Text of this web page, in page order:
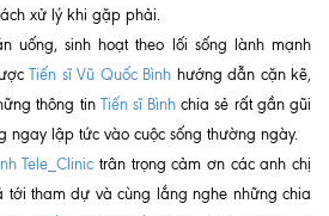
cá nhân định kỳ
xử lý khi gặp phải.
uống, sinh hoạt theo lối sống lành mạnh
Tiến sĩ Vũ Quốc Bình hướng dẫn cặn kẽ,
thông tin Tiến sĩ Bình chia sẻ rất gần gũi
ngay lập tức vào cuộc sống thường ngày.
Tele_Clinic trân trọng cảm ơn các anh chị
tới tham dự và cùng lắng nghe những chia